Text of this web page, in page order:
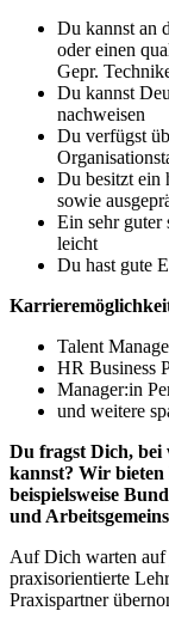
Du kannst an
oder einen
Gepr.
Du kannst
nachweisen
Du verfügst
Du besitzt ein
sowie
Ein sehr
leicht
Du hast gute
Talent
HR Business
Manager:in
und weitere
Du fragst Dich, bei
kannst? Wir
beispielsweise
und
Auf Dich warten auf
praxisorientierte
Praxispartner